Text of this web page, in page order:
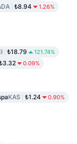
₺8.94 1.26%
₺18.79 121.74%
0.09%
KAS ₺1.24 0.90%